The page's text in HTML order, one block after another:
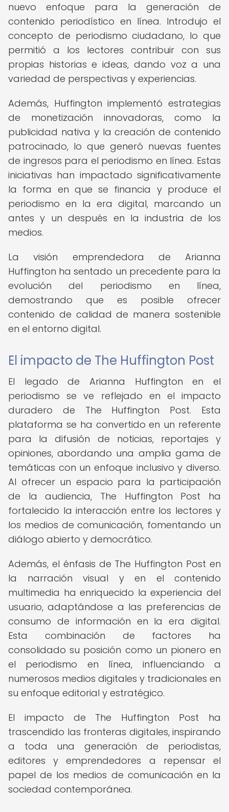
nuevo enfoque para la generación de
contenido periodístico en línea. Introdujo el
concepto de periodismo ciudadano, lo que
permitió a los lectores contribuir con sus
propias historias e ideas, dando voz a una
variedad de perspectivas y experiencias.
Además, Huffington implementó estrategias
de monetización innovadoras, como la
publicidad nativa y la creación de contenido
patrocinado, lo que generó nuevas fuentes
de ingresos para el periodismo en línea. Estas
iniciativas han impactado significativamente
la forma en que se financia y produce el
periodismo en la era digital, marcando un
antes y un después en la industria de los
medios.
La visión emprendedora de Arianna
Huffington ha sentado un precedente para la
evolución del periodismo en línea,
demostrando que es posible ofrecer
contenido de calidad de manera sostenible
en el entorno digital.
El impacto de The Huffington Post
El legado de Arianna Huffington en el
periodismo se ve reflejado en el impacto
duradero de The Huffington Post. Esta
plataforma se ha convertido en un referente
para la difusión de noticias, reportajes y
opiniones, abordando una amplia gama de
temáticas con un enfoque inclusivo y diverso.
Al ofrecer un espacio para la participación
de la audiencia, The Huffington Post ha
fortalecido la interacción entre los lectores y
los medios de comunicación, fomentando un
diálogo abierto y democrático.
Además, el énfasis de The Huffington Post en
la narración visual y en el contenido
multimedia ha enriquecido la experiencia del
usuario, adaptándose a las preferencias de
consumo de información en la era digital.
Esta combinación de factores ha
consolidado su posición como un pionero en
el periodismo en línea, influenciando a
numerosos medios digitales y tradicionales en
su enfoque editorial y estratégico.
El impacto de The Huffington Post ha
trascendido las fronteras digitales, inspirando
a toda una generación de periodistas,
editores y emprendedores a repensar el
papel de los medios de comunicación en la
sociedad contemporánea.